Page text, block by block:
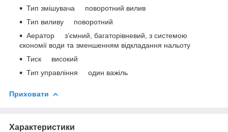
Тип змішувача поворотний вилив
Тип виливу поворотний
Аератор з’ємний, багаторівневий, з системою
єкономії води та зменшенням відкладання нальоту
Тиск високий
Тип управління один важіль
Приховати
Характеристики